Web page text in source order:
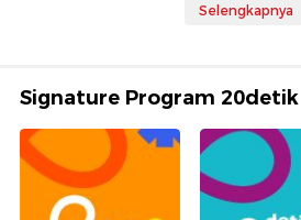
Selengkapnya
Signature Program 20detik